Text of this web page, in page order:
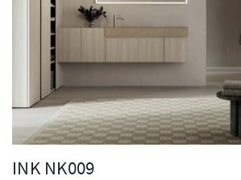
INK NK009